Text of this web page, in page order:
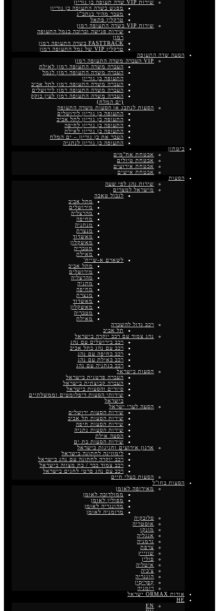
שירות VIP שדה תעופה בן גוריון
מפגש בשדה התעופה בן גוריון
מעבר מהיר בנתב”ג
טרקלין פתאל
שירות VIP בשדה התעופה רמון
שירות פגישה וברוכה בנמל התעופה
רמון
FASTTRACK בשדה התעופה רמון
טרקלין VIP של נמל התעופה רמון
הסעה שדה התעופה
VIP העברה משדה התעופה רמון
העברה משדה התעופה רמון לאילת
העברה משדה התעופה רמון לנמל
התעופה בן גוריון
העברה משדה התעופה רמון לתל אביב
העברה משדה התעופה רמון לירושלים
העברה משדה התעופה רמון לעין בוקק
(ים המלח)
הסעות לנתבג או הסעות משדה התעופה
התעופה בן גוריון לירושלים
התעופה בן גוריון לתל אביב
התעופה בן גוריון לחיפה
התעופה בן גוריון לאילת
העבר את בן גוריון – ים המלח
התעופה בן גוריון לנתניה
ביטחון
אבטחת אח"מים
אבטחת טיולים
אבטחת אירועים
אבטחת אישים
הסעות
שירות נהג לפי שעה
מישראל למצרים
לגבול טאבה
מתל אביב
מירושלים
מהרצליה
מחיפה
מנתניה
מנצרת
מאשדוד
מאשקלון
מטבריה
מאילת
לשארם א-שייח'
מתל אביב
מירושלים
מהרצליה
מתניה
מחיפה
מנצרת
מאשדוד
מאשקלון
מטבריה
מאילת
רכב גדול להשכרה
תל אביב
נהג צמוד עם רכב יוקרה בישראל
רכב בירושלים עם נהג
רכב עם נהג בתל אביב
רכב בחיפה עם נהג
רכב באילת עם נהג
רכב בנתניה עם נהג
הסעות בישראל
העברה פרטנית בישראל
העברה קבוצתית בישראל
סיורים והסעות בישראל
שירותי הסעות דיפלומטים וממשלתיים
בישראל
הסעה לערי ישראל
שירות הסעות ירושלים
שירות הסעות תל אביב
שירות הסעות חיפה
שירות הסעות נתניה
הסעה אילת
שירות הסעות בת ים
ארגון אירועים וחגיגות בישראל
לימוזינה לחתונה בישראל
רכב יוקרה לחתונה עם נהג בישראל
רכב צמוד בבר / בת מצווה בישראל
רכב עם נהג פרטי לחגים בישראל
הסעות בעלי חיים
הסעות בחו"ל
מאירופה לאומן
ממולדובה לאומן
מפולין לאומן
מהונגריה לאומן
מרומניה לאומן
סלובקיה
אוסטריה
מונקו
אנגליה
גרמניה
צרפת
שווייץ
פולין
איטליה
צ'כיה
הונגריה
קַפרִיסִין
רומניה
אודות ORMAX ישראל
HE
EN